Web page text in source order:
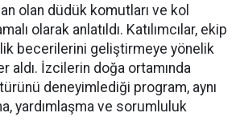
olan düdük komutları ve kol
olarak anlatıldı. Katılımcılar, ekip
becerilerini geliştirmeye yönelik
aldı. İzcilerin doğa ortamında
deneyimlediği program, aynı
yardımlaşma ve sorumluluk